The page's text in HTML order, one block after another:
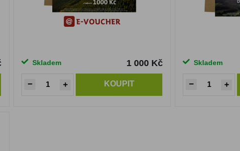
Skladem 1 000 Kč
KOUPIT
Skladem